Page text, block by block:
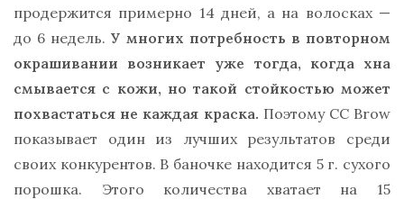
продержится примерно 14 дней, а на волосках —
до 6 недель.У многих потребность в повторном
окрашивании возникает уже тогда, когда хна
смывается с кожи, но такой стойкостью может
похвастаться не каждая краска. Поэтому CC Brow
показывает один из лучших результатов среди
своих конкурентов. В баночке находится 5 г. сухого
порошка. Этого количества хватает на 15